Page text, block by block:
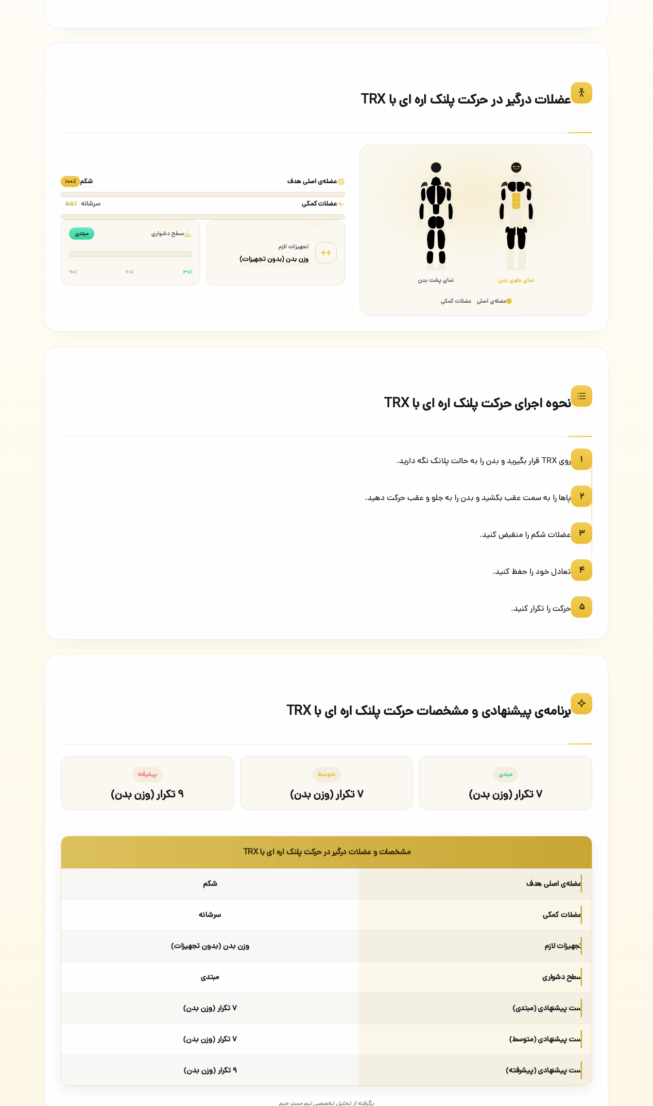
عضلات درگیر در حرکت پلنک اره ای با TRX
نمای جلوی بدن نمای پشت بدن
عضله‌ی اصلی عضلات کمکی
عضله‌ی اصلی هدف شکم ۱۰۰٪
عضلات کمکی سرشانه ۵۵٪
تجهیزات لازم
وزن بدن (بدون تجهیزات)
سطح دشواری مبتدی
۳۰٪ ۶۰٪ ۹۰٪
نحوه اجرای حرکت پلنک اره ای با TRX
۱ روی TRX قرار بگیرید و بدن را به حالت پلانک نگه دارید.
۲ پاها را به سمت عقب بکشید و بدن را به جلو و عقب حرکت دهید.
۳ عضلات شکم را منقبض کنید.
۴ تعادل خود را حفظ کنید.
۵ حرکت را تکرار کنید.
برنامه‌ی پیشنهادی و مشخصات حرکت پلنک اره ای با TRX
مبتدی
۷ تکرار (وزن بدن)
متوسط
۷ تکرار (وزن بدن)
پیشرفته
۹ تکرار (وزن بدن)
مشخصات و عضلات درگیر در حرکت پلنک اره ای با TRX
عضله‌ی اصلی هدف شکم
عضلات کمکی سرشانه
تجهیزات لازم وزن بدن (بدون تجهیزات)
سطح دشواری مبتدی
ست پیشنهادی (مبتدی) ۷ تکرار (وزن بدن)
ست پیشنهادی (متوسط) ۷ تکرار (وزن بدن)
ست پیشنهادی (پیشرفته) ۹ تکرار (وزن بدن)
برگرفته از تحلیل تخصصی تیم مستر جیم